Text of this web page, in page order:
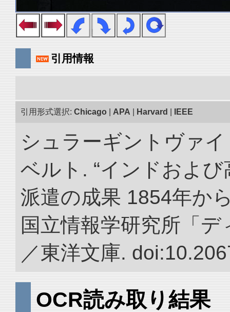
引用情報
引用形式選択: Chicago APA Harvard IEEE
シュラーギントヴァ
ベルト. “インドおよ
派遣の成果 1854年か
国立情報学研究所「
／東洋文庫.
OCR読み取り結果